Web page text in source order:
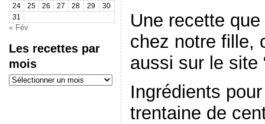
24
25 26 27 28 29
30
31
« Fév
Les recettes par
mois
Les
recettes
Une recette
chez notre fille,
aussi sur le site
Ingrédients
trentaine de